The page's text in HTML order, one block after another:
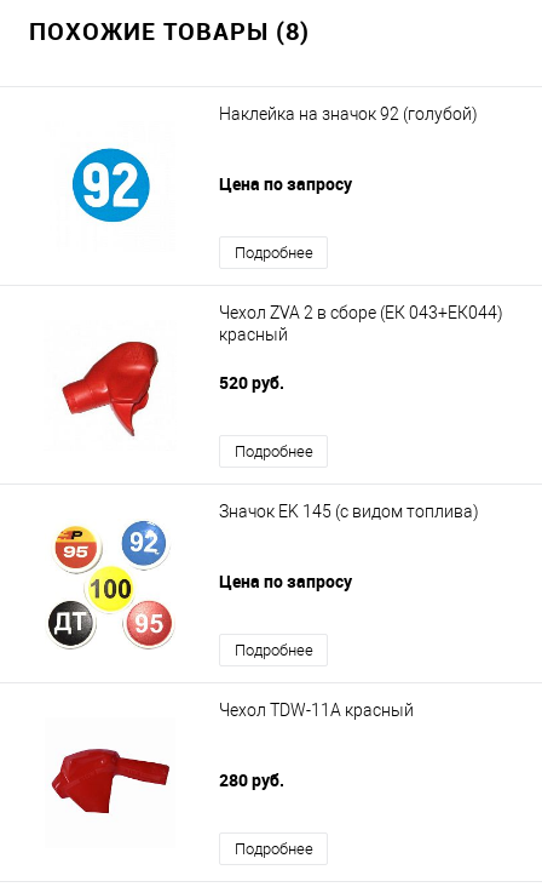
ПОХОЖИЕ ТОВАРЫ (8)
Наклейка на значок 92 (голубой)
Цена по запросу
Подробнее
Чехол ZVA 2 в сборе (ЕК 043+ЕК044)
красный
520 руб.
Подробнее
Значок EK 145 (с видом топлива)
Цена по запросу
Подробнее
Чехол TDW-11A красный
280 руб.
Подробнее